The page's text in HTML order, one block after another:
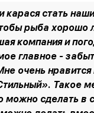
карася стать
рыба хорошо
компания и
главное -
очень
Такое
можно сделать в